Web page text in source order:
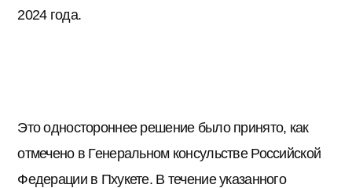
2024 года.
Это одностороннее решение было принято, как
отмечено в Генеральном консульстве Российской
Федерации в Пхукете. В течение указанного